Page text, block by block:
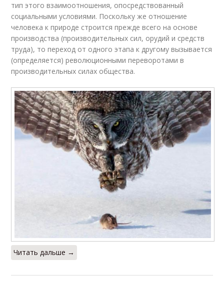
тип этого взаимоотношения, опосредствованный
социальными условиями. Поскольку же отношение
человека к природе строится прежде всего на основе
производства (производительных сил, орудий и средств
труда), то переход от одного этапа к другому вызывается
(определяется) революционными переворотами в
производительных силах общества.
Читать дальше →